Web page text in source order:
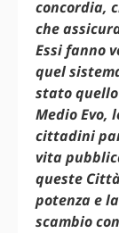
concordia,
che
Essi fanno
quel
stato
Medio Evo,
cittadini
vita
queste
potenza e
scambio